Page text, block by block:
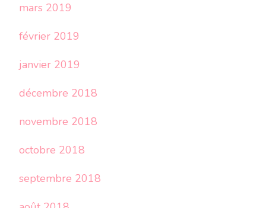
mars 2019
février 2019
janvier 2019
décembre 2018
novembre 2018
octobre 2018
septembre 2018